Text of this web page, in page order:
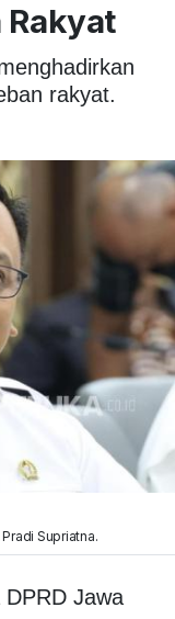
rakyat.
Supriatna.
Jawa